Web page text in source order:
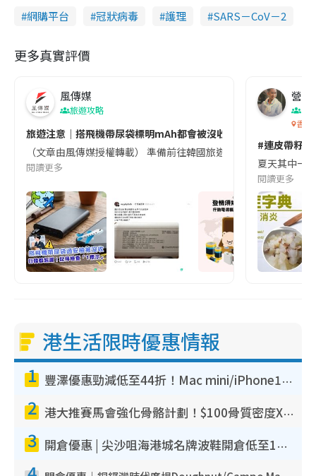
網購平台
冠狀病毒 護理 SARS－CoV－2
更多真實評價
風傳媒
旅遊攻略
旅遊注意｜搭飛機帶尿袋標明mAh都會被沒收😱出發前切記檢查
（文章由風傳媒授權轉載） 準備前往韓國旅遊的民眾，近期要
閱讀更多
營養
香港
#連皮帶籽
夏天其中一
閱讀更多
港生活限時優惠情報
1 豐澤優惠勁減低至44折！Mac mini/iPhone17Pro大減價！廚房家電$220起
2 港大推賽馬會強化骨骼計劃！$100骨質密度X光檢查 完成免費運動訓練送超市禮券！附參加資格
3 開倉優惠 | 尖沙咀海港城名牌波鞋開倉低至1折！On鞋$899起／Joy&Peace鞋履$98起